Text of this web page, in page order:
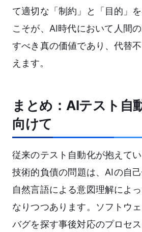
て適切な「制約」と「目的」
こそが、AI時代において人間
すべき真の価値であり、代替
えます。
まとめ：AIテスト自
向けて
従来のテスト自動化が抱えて
技術的負債の問題は、AIの自
自然言語による意図理解によ
なりつつあります。ソフトウェ
バグを探す事後対応のプロセ